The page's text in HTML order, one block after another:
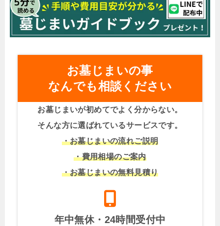
お墓じまいの事
なんでも相談ください
お墓じまいが初めてでよく分からない。
そんな方に選ばれているサービスです。
・お墓じまいの流れご説明
・費用相場のご案内
・お墓じまいの無料見積り
年中無休・24時間受付中